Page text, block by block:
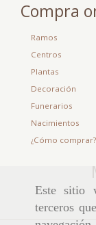
Este sitio
terceros
Compra
Ramos
Centros
Plantas
Decoración
Funerarios
Nacimientos
¿Cómo comprar?